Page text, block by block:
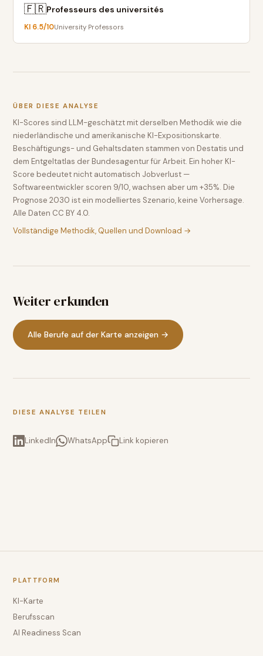
🇫🇷Professeurs des universités
KI 6.5/10University Professors
ÜBER DIESE ANALYSE
KI-Scores sind LLM-geschätzt mit derselben Methodik wie die
niederländische und amerikanische KI-Expositionskarte.
Beschäftigungs- und Gehaltsdaten stammen von Destatis und
dem Entgeltatlas der Bundesagentur für Arbeit. Ein hoher KI-
Score bedeutet nicht automatisch Jobverlust —
Softwareentwickler scoren 9/10, wachsen aber um +35%. Die
Prognose 2030 ist ein modelliertes Szenario, keine Vorhersage.
Alle Daten CC BY 4.0.
Vollständige Methodik, Quellen und Download →
Weiter erkunden
Alle Berufe auf der Karte anzeigen →
DIESE ANALYSE TEILEN
LinkedIn WhatsApp Link kopieren
PLATTFORM
KI-Karte
Berufsscan
AI Readiness Scan